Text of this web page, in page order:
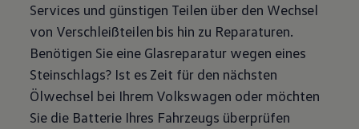
Magazin
Lifestyle
Familie
Elektromobilität
Volkswagen R
Pannen- und Unfallhilfe
Volkswagen Kundenbetreuung
Services und günstigen Teilen über den Wechsel
von Verschleißteilen bis hin zu Reparaturen.
Benötigen Sie eine Glasreparatur wegen eines
Steinschlags? Ist es Zeit für den nächsten
Ölwechsel bei Ihrem Volkswagen oder möchten
Sie die Batterie Ihres Fahrzeugs überprüfen